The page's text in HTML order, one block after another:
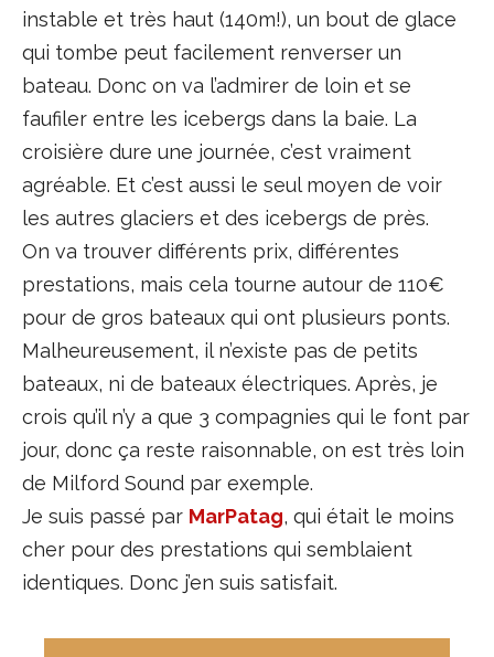
instable et très haut (140m!), un bout de glace
qui tombe peut facilement renverser un
bateau. Donc on va l’admirer de loin et se
faufiler entre les icebergs dans la baie. La
croisière dure une journée, c’est vraiment
agréable. Et c’est aussi le seul moyen de voir
les autres glaciers et des icebergs de près.
On va trouver différents prix, différentes
prestations, mais cela tourne autour de 110€
pour de gros bateaux qui ont plusieurs ponts.
Malheureusement, il n’existe pas de petits
bateaux, ni de bateaux électriques. Après, je
crois qu’il n’y a que 3 compagnies qui le font par
jour, donc ça reste raisonnable, on est très loin
de Milford Sound par exemple.
Je suis passé par MarPatag, qui était le moins
cher pour des prestations qui semblaient
identiques. Donc j’en suis satisfait.